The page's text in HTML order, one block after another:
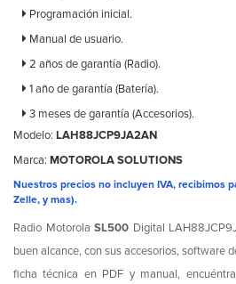
Programación inicial.
Manual de usuario.
2 años de garantía (Radio).
1 año de garantía (Batería).
3 meses de garantía (Accesorios).
Modelo: LAH88JCP9JA2AN
Marca: MOTOROLA SOLUTIONS
Nuestros precios no incluyen IVA, recibimos
Zelle, y mas).
Radio Motorola SL500 Digital
buen alcance, con sus accesorios, software
ficha técnica en PDF y manual,